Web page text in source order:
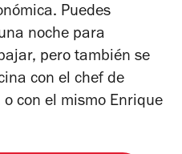
Puedes
noche para
pero también se
con el chef de
con el mismo Enrique